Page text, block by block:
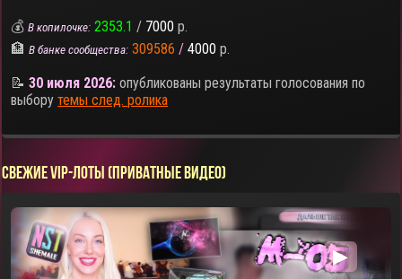
💰В копилочке: 2353.1 / 7000 р.
🏦В банке сообщества: 309586 / 4000 р.
📝30 июля 2026: опубликованы результаты голосования по
выборутемы след. ролика
СВЕЖИЕ VIP-ЛОТЫ (ПРИВАТНЫЕ ВИДЕО)
▶